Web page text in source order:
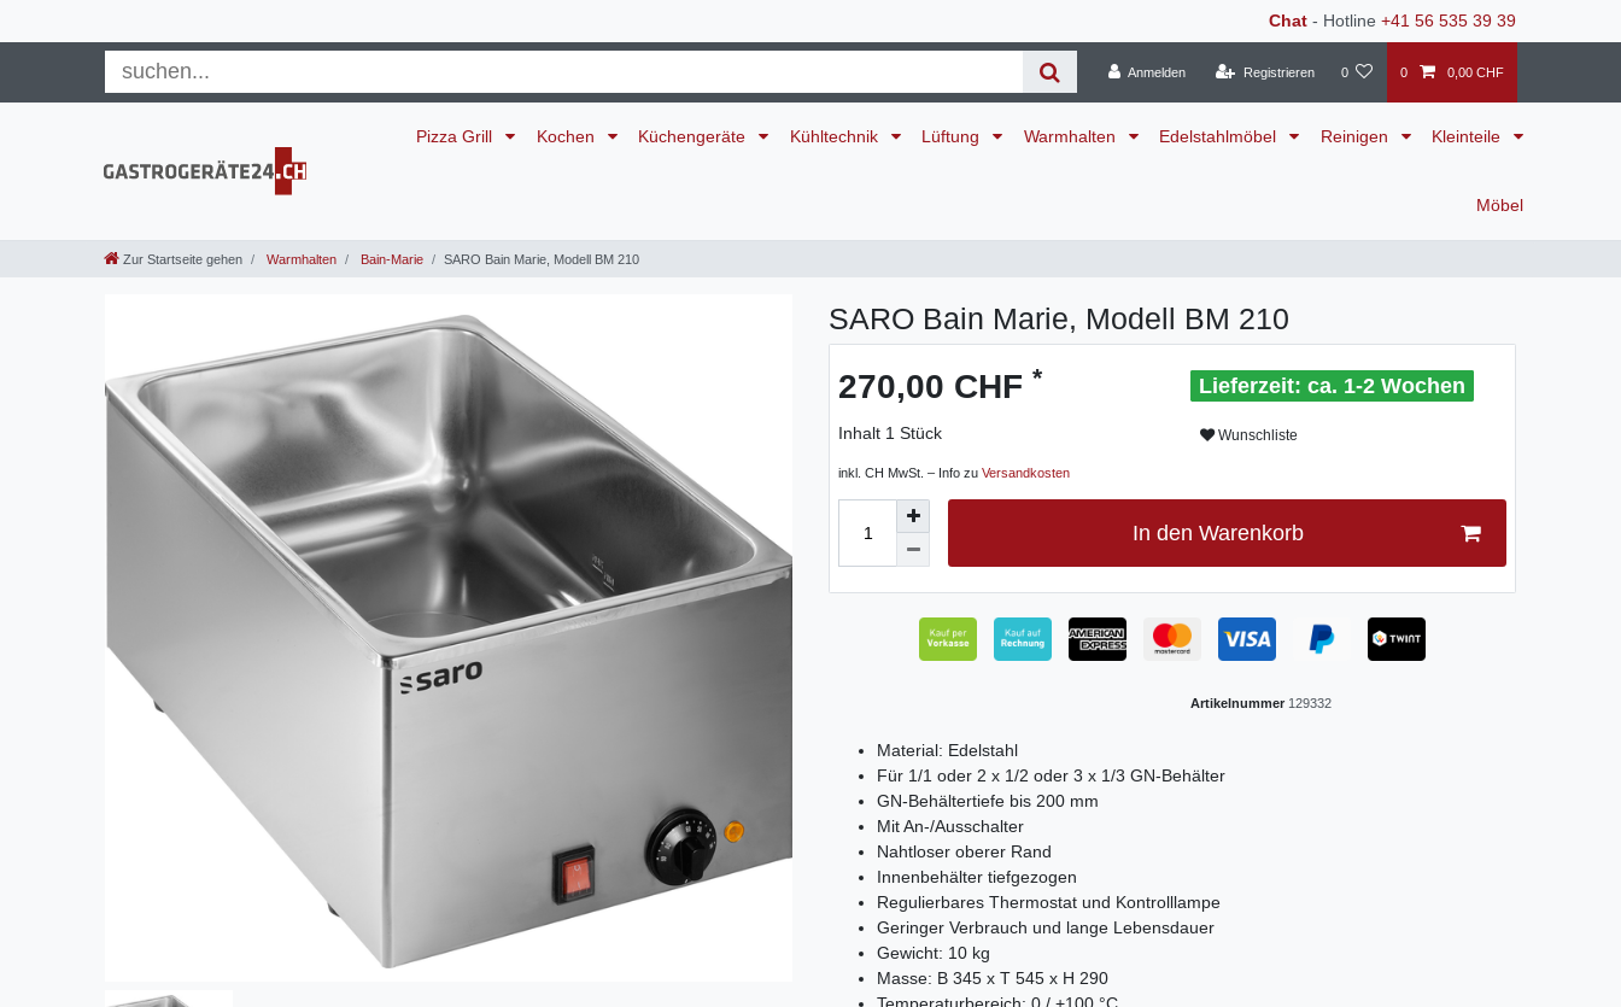
Chat - Hotline +41 56 535 39 39
Anmelden Registrieren 0 0 0,00 CHF
Pizza Grill Kochen Küchengeräte Kühltechnik Lüftung Warmhalten Edelstahlmöbel Reinigen Kleinteile
Möbel
Zur Startseite gehen Warmhalten Bain-Marie SARO Bain Marie, Modell BM 210
SARO Bain Marie, Modell BM 210
270,00 CHF *
Inhalt 1 Stück
inkl. CH MwSt. – Info zu Versandkosten
ca. 1-2 Wochen
Wunschliste
In den Warenkorb
Artikelnummer 129332
Material: Edelstahl
Für 1/1 oder 2 x 1/2 oder 3 x 1/3 GN-Behälter
GN-Behältertiefe bis 200 mm
Mit An-/Ausschalter
Nahtloser oberer Rand
Innenbehälter tiefgezogen
Regulierbares Thermostat und Kontrolllampe
Geringer Verbrauch und lange Lebensdauer
Gewicht: 10 kg
Masse: B 345 x T 545 x H 290